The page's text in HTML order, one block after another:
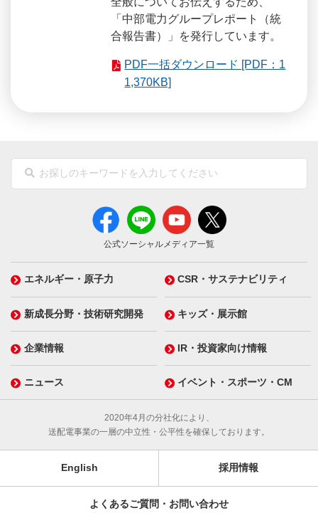
「中部電力グループレポート（統
合報告書）」を発行しています。
PDF一括ダウンロード [PDF：1
1,370KB]
公式ソーシャルメディア一覧
エネルギー・原子力 CSR・サステナビリティ
新成長分野・技術研究開発 キッズ・展示館
企業情報 IR・投資家向け情報
ニュース イベント・スポーツ・CM
2020年4月の分社化により、
送配電事業の一層の中立性・公平性を確保しております。
English 採用情報
よくあるご質問・お問い合わせ